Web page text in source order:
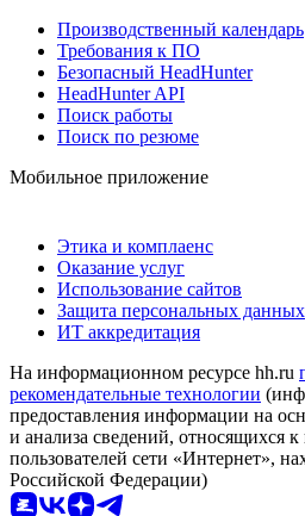
Производственный календарь
Требования к ПО
Безопасный HeadHunter
HeadHunter API
Поиск работы
Поиск по резюме
Мобильное приложение
Этика и комплаенс
Оказание услуг
Использование сайтов
Защита персональных данных
ИТ аккредитация
На информационном ресурсе hh.ru
рекомендательные технологии
предоставления информации на
и анализа сведений, относящихся
пользователей сети «Интернет»,
Российской Федерации)